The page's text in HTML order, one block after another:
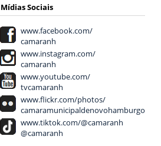
Mídias Sociais
www.facebook.com/
camaranh
www.instagram.com/
camaranh
www.youtube.com/
tvcamaranh
www.flickr.com/photos/
camaramunicipaldenovohamburgo
www.tiktok.com/@camaranh
@camaranh